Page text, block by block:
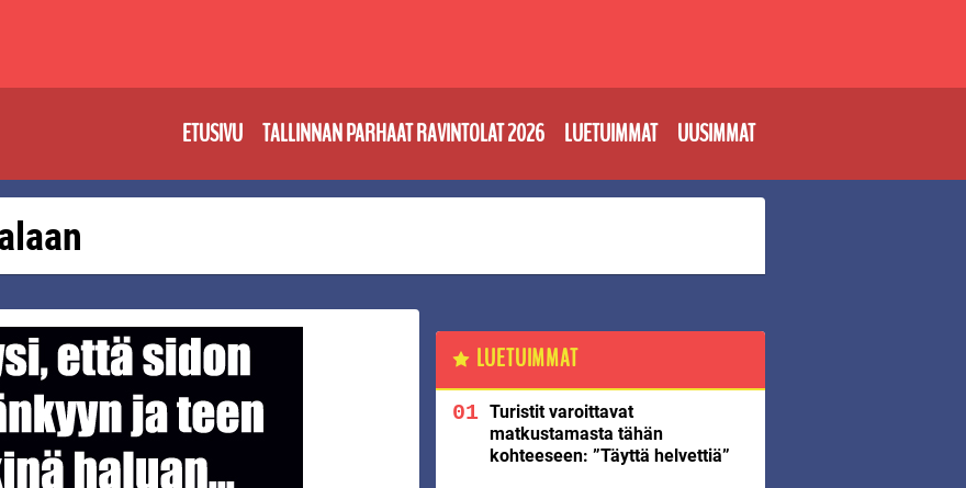
ETUSIVU TALLINNAN PARHAAT RAVINTOLAT 2026 LUETUIMMAT UUSIMMAT
LUETUIMMAT
Turistit varoittavat
matkustamasta tähän
kohteeseen: ”Täyttä helvettiä”